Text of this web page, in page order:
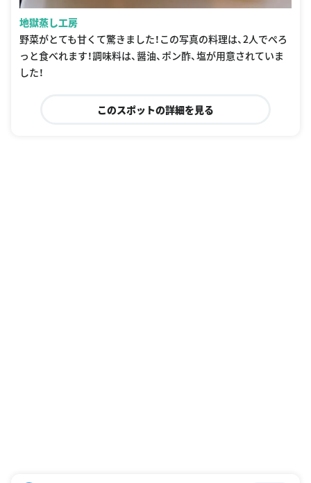
地獄蒸し工房
野菜がとても甘くて驚きました！この写真の料理は、2人でぺろ
っと食べれます！調味料は、醤油、ポン酢、塩が用意されていま
した！
このスポットの詳細を見る